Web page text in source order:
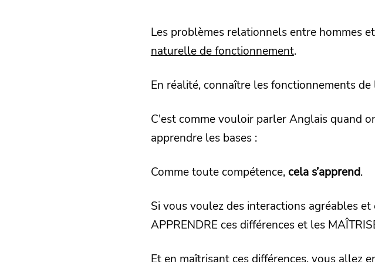
Les problèmes relationnels entre hommes
naturelle de fonctionnement.
En réalité, connaître les fonctionnements de
C'est comme vouloir parler Anglais quand
apprendre les bases :
Comme toute compétence,cela s’apprend.
Si vous voulez des interactions agréables
APPRENDRE ces différences et les